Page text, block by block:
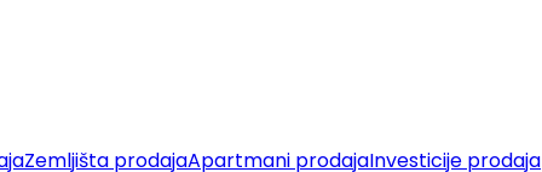
Zemljišta prodajaApartmani prodajaInvesticije prodaja